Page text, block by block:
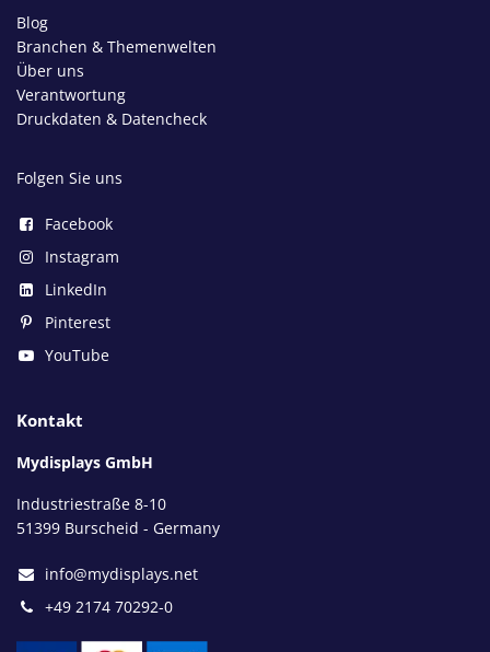
Blog
Branchen & Themenwelten
Über uns
Verantwortung
Druckdaten & Datencheck
Folgen Sie uns
Facebook
Instagram
LinkedIn
Pinterest
YouTube
Kontakt
Mydisplays GmbH
Industriestraße 8-10
51399 Burscheid - Germany
info@mydisplays.net
+49 2174 70292-0